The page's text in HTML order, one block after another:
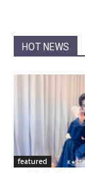
HOT NEWS
featured